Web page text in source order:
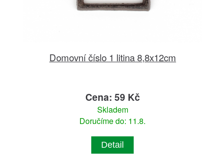
Domovní číslo 1 litina 8,8x12cm
Cena: 59 Kč
Skladem
Doručíme do: 11.8.
Detail